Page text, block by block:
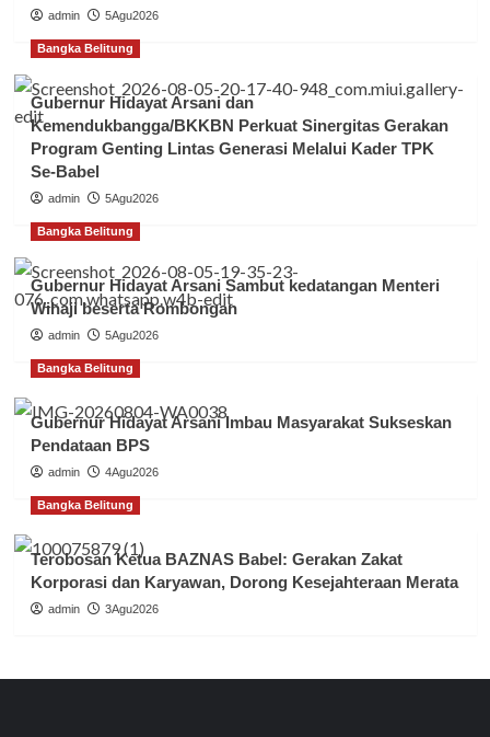
admin 5Agu2026
Bangka Belitung
Gubernur Hidayat Arsani dan
Kemendukbangga/BKKBN Perkuat Sinergitas Gerakan
Program Genting Lintas Generasi Melalui Kader TPK
Se-Babel
admin 5Agu2026
Bangka Belitung
Gubernur Hidayat Arsani Sambut kedatangan Menteri
Wihaji beserta Rombongan
admin 5Agu2026
Bangka Belitung
Gubernur Hidayat Arsani Imbau Masyarakat Sukseskan
Pendataan BPS
admin 4Agu2026
Bangka Belitung
Terobosan Ketua BAZNAS Babel: Gerakan Zakat
Korporasi dan Karyawan, Dorong Kesejahteraan Merata
admin 3Agu2026